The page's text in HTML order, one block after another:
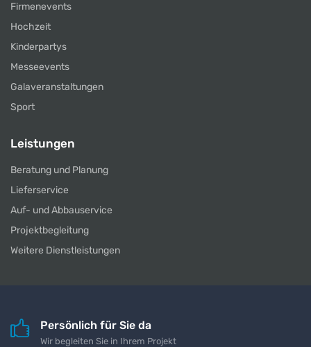
Firmenevents
Hochzeit
Kinderpartys
Messeevents
Galaveranstaltungen
Sport
Leistungen
Beratung und Planung
Lieferservice
Auf- und Abbauservice
Projektbegleitung
Weitere Dienstleistungen
Persönlich für Sie da
Wir begleiten Sie in Ihrem Projekt